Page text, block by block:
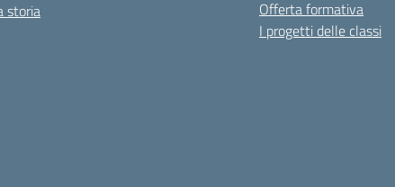
storia
Offerta formativa
I progetti delle classi